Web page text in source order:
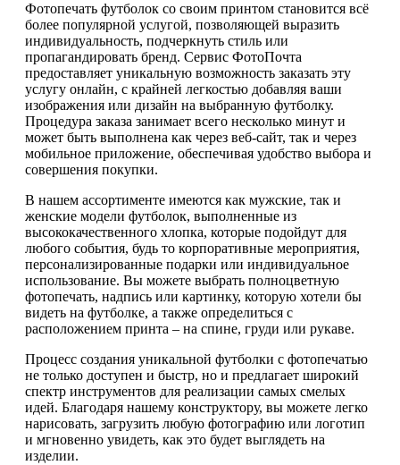
Фотопечать футболок со своим принтом становится всё
более популярной услугой, позволяющей выразить
индивидуальность, подчеркнуть стиль или
пропагандировать бренд. Сервис ФотоПочта
предоставляет уникальную возможность заказать эту
услугу онлайн, с крайней легкостью добавляя ваши
изображения или дизайн на выбранную футболку.
Процедура заказа занимает всего несколько минут и
может быть выполнена как через веб-сайт, так и через
мобильное приложение, обеспечивая удобство выбора и
совершения покупки.
В нашем ассортименте имеются как мужские, так и
женские модели футболок, выполненные из
высококачественного хлопка, которые подойдут для
любого события, будь то корпоративные мероприятия,
персонализированные подарки или индивидуальное
использование. Вы можете выбрать полноцветную
фотопечать, надпись или картинку, которую хотели бы
видеть на футболке, а также определиться с
расположением принта – на спине, груди или рукаве.
Процесс создания уникальной футболки с фотопечатью
не только доступен и быстр, но и предлагает широкий
спектр инструментов для реализации самых смелых
идей. Благодаря нашему конструктору, вы можете легко
нарисовать, загрузить любую фотографию или логотип
и мгновенно увидеть, как это будет выглядеть на
изделии.